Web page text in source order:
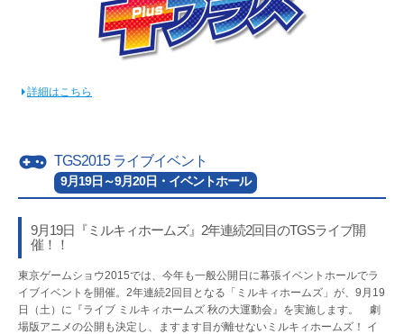
詳細はこちら
TGS2015 ライブイベント
9月19日～9月20日・イベントホール
9月19日『ミルキィホームズ』2年連続2回目のTGSライブ開
催！！
東京ゲームショウ2015では、今年も一般公開日に幕張イベントホールでラ
イブイベントを開催。2年連続2回目となる「ミルキィホームズ」が、9月19
日（土）に『ライブ ミルキィホームズ 秋の大運動会』を実施します。 劇
場版アニメの公開も決定し、ますます目が離せないミルキィホームズ！ イ